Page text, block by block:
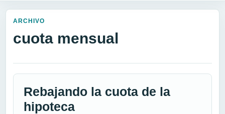
ARCHIVO
cuota mensual
Rebajando la cuota de la
hipoteca